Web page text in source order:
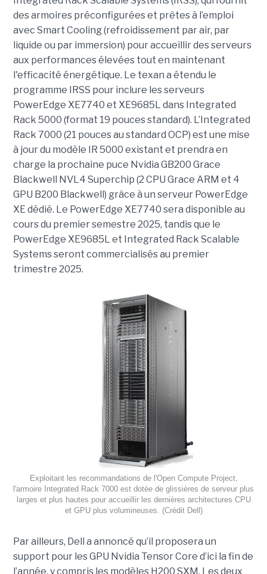
des armoires préconfigurées et prêtes à l’emploi
avec Smart Cooling (refroidissement par air, par
liquide ou par immersion) pour accueillir des serveurs
aux performances élevées tout en maintenant
l'efficacité énergétique. Le texan a étendu le
programme IRSS pour inclure les serveurs
PowerEdge XE7740 et XE9685L dans Integrated
Rack 5000 (format 19 pouces standard). L’Integrated
Rack 7000 (21 pouces au standard OCP) est une mise
à jour du modèle IR 5000 existant et prendra en
charge la prochaine puce Nvidia GB200 Grace
Blackwell NVL4 Superchip (2 CPU Grace ARM et 4
GPU B200 Blackwell) grâce à un serveur PowerEdge
XE dédié. Le PowerEdge XE7740 sera disponible au
cours du premier semestre 2025, tandis que le
PowerEdge XE9685L et Integrated Rack Scalable
Systems seront commercialisés au premier
trimestre 2025.
Exploitant les recommandations de l'Open Compute Project,
l'armoire Integrated Rack 7000 est dotée de glissières de serveur plus
larges et plus hautes pour accueillir les dernières architectures CPU
et GPU plus volumineuses. (Crédit Dell)
Par ailleurs, Dell a annoncé qu’il proposera un
support pour les GPU Nvidia Tensor Core d’ici la fin de
l’année, y compris les modèles H200 SXM. Les deux